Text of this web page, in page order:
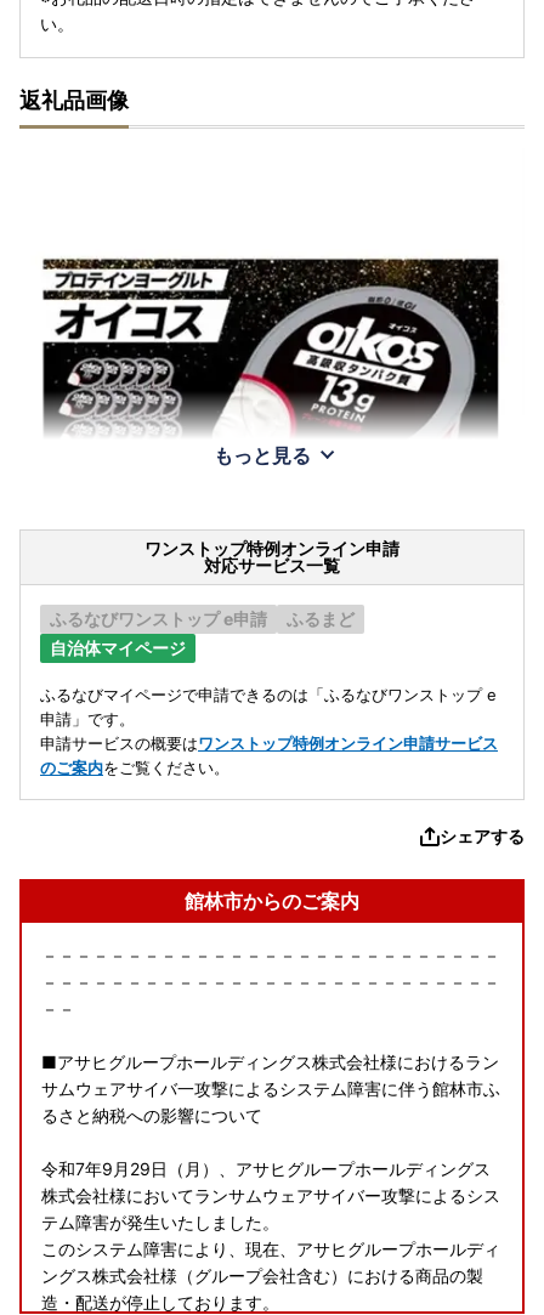
い。
返礼品画像
もっと見る
ワンストップ特例オンライン申請
対応サービス一覧
ふるなびワンストップ e申請
ふるまど
自治体マイページ
ふるなびマイページで申請できるのは「ふるなびワンストップ e
申請」です。
申請サービスの概要はワンストップ特例オンライン申請サービス
のご案内をご覧ください。
シェアする
館林市からのご案内
－－－－－－－－－－－－－－－－－－－－－－－－－－－
－－－－－－－－－－－－－－－－－－－－－－－－－－－
－－
■アサヒグループホールディングス株式会社様におけるラン
サムウェアサイバ一攻撃によるシステム障害に伴う館林市ふ
るさと納税への影響について
令和7年9月29日（月）、アサヒグループホールディングス
株式会社様においてランサムウェアサイバー攻撃によるシス
テム障害が発生いたしました。
このシステム障害により、現在、アサヒグループホールディ
ングス株式会社様（グループ会社含む）における商品の製
造・配送が停止しております。